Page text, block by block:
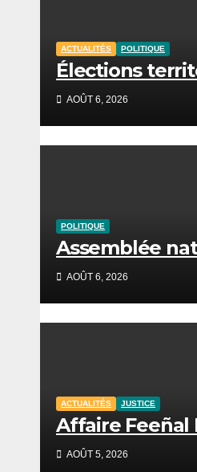
ACTUALITÉS POLITIQUE
Élections
AOÛT 6, 2026
POLITIQUE
Assemblée
AOÛT 6, 2026
ACTUALITÉS JUSTICE
Affaire Feeñal
AOÛT 5, 2026